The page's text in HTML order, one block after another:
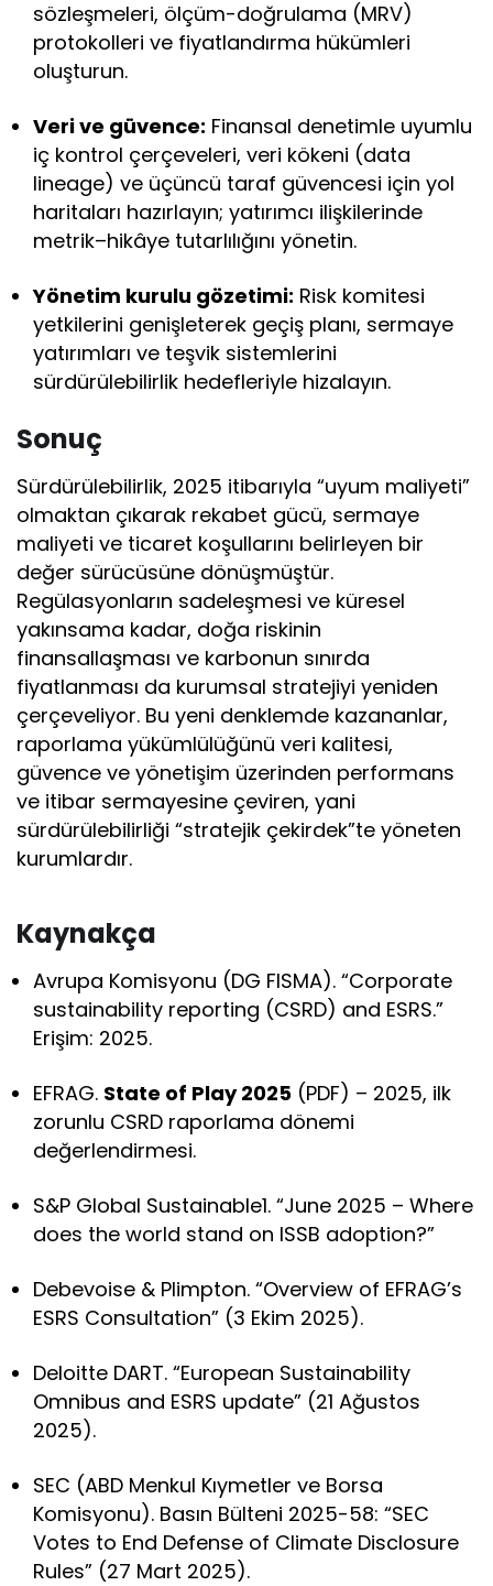
sözleşmeleri, ölçüm-doğrulama (MRV)
protokolleri ve fiyatlandırma hükümleri
oluşturun.
Veri ve güvence: Finansal denetimle uyumlu
iç kontrol çerçeveleri, veri kökeni (data
lineage) ve üçüncü taraf güvencesi için yol
haritaları hazırlayın; yatırımcı ilişkilerinde
metrik–hikâye tutarlılığını yönetin.
Yönetim kurulu gözetimi: Risk komitesi
yetkilerini genişleterek geçiş planı, sermaye
yatırımları ve teşvik sistemlerini
sürdürülebilirlik hedefleriyle hizalayın.
Sonuç
Sürdürülebilirlik, 2025 itibarıyla “uyum maliyeti”
olmaktan çıkarak rekabet gücü, sermaye
maliyeti ve ticaret koşullarını belirleyen bir
değer sürücüsüne dönüşmüştür.
Regülasyonların sadeleşmesi ve küresel
yakınsama kadar, doğa riskinin
finansallaşması ve karbonun sınırda
fiyatlanması da kurumsal stratejiyi yeniden
çerçeveliyor. Bu yeni denklemde kazananlar,
raporlama yükümlülüğünü veri kalitesi,
güvence ve yönetişim üzerinden performans
ve itibar sermayesine çeviren, yani
sürdürülebilirliği “stratejik çekirdek”te yöneten
kurumlardır.
Kaynakça
Avrupa Komisyonu (DG FISMA). “Corporate
sustainability reporting (CSRD) and ESRS.”
Erişim: 2025.
EFRAG. State of Play 2025 (PDF) – 2025, ilk
zorunlu CSRD raporlama dönemi
değerlendirmesi.
S&P Global Sustainable1. “June 2025 – Where
does the world stand on ISSB adoption?”
Debevoise & Plimpton. “Overview of EFRAG’s
ESRS Consultation” (3 Ekim 2025).
Deloitte DART. “European Sustainability
Omnibus and ESRS update” (21 Ağustos
2025).
SEC (ABD Menkul Kıymetler ve Borsa
Komisyonu). Basın Bülteni 2025-58: “SEC
Votes to End Defense of Climate Disclosure
Rules” (27 Mart 2025).